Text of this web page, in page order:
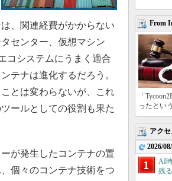
、関連経費がかからない
センター、仮想マシン
コシステムにうまく適合
テナは進化するだろう。
とは変わらないが、これ
ールとしての役割も果た
が発生したコンテナの置
個々のコンテナ技術をつ
From
「
ったとい
アク
2026/
AI
残